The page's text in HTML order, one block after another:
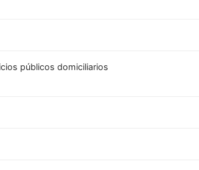
públicos domiciliarios